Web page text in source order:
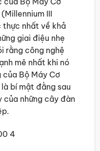
III
nhất về khả
giai điệu nhẹ
rằng công nghệ
mẽ nhất khi nó
Bộ Máy Cơ
là bí mật đằng sau
của những cây đàn